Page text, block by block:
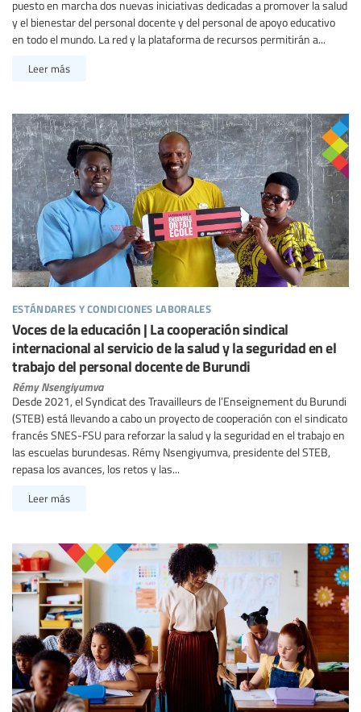
puesto en marcha dos nuevas iniciativas dedicadas a promover la salud
y el bienestar del personal docente y del personal de apoyo educativo
en todo el mundo. La red y la plataforma de recursos permitirán a...
Leer más
estándares y condiciones laborales
Voces de la educación | La cooperación sindical
internacional al servicio de la salud y la seguridad en el
trabajo del personal docente de Burundi
Rémy Nsengiyumva
Desde 2021, el Syndicat des Travailleurs de l’Enseignement du Burundi
(STEB) está llevando a cabo un proyecto de cooperación con el sindicato
francés SNES-FSU para reforzar la salud y la seguridad en el trabajo en
las escuelas burundesas. Rémy Nsengiyumva, presidente del STEB,
repasa los avances, los retos y las...
Leer más